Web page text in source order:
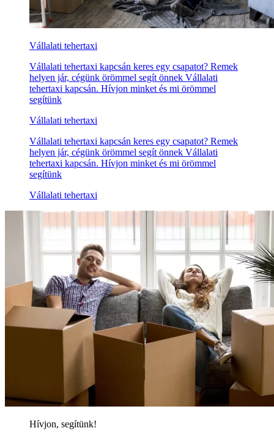
Vállalati tehertaxi
Vállalati tehertaxi kapcsán keres egy csapatot? Remek
helyen jár, cégünk örömmel segít önnek Vállalati
tehertaxi kapcsán. Hívjon minket és mi örömmel
segítünk
Vállalati tehertaxi
Vállalati tehertaxi kapcsán keres egy csapatot? Remek
helyen jár, cégünk örömmel segít önnek Vállalati
tehertaxi kapcsán. Hívjon minket és mi örömmel
segítünk
Vállalati tehertaxi
Hívjon, segítünk!